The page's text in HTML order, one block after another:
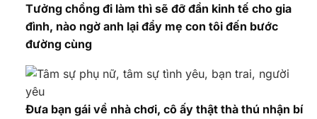
Tưởng chồng đi làm thì sẽ đỡ đần kinh tế cho gia
đình, nào ngờ anh lại đẩy mẹ con tôi đến bước
đường cùng
Đưa bạn gái về nhà chơi, cô ấy thật thà thú nhận bí